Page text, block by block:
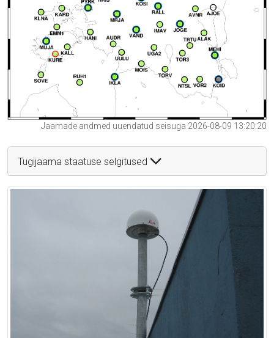
Jaamade andmed uuendatud seisuga 2026-08-09 13:20:20
Tugijaama staatuse selgitused